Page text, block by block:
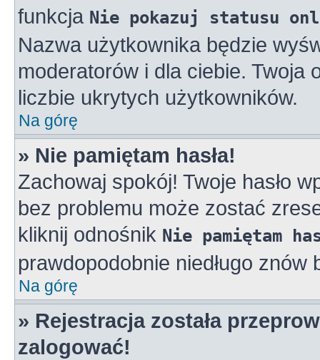
funkcja Nie pokazuj statusu
Nazwa użytkownika będzie
moderatorów i dla ciebie. Twoja
liczbie ukrytych użytkowników.
Na górę
» Nie pamiętam hasła!
Zachowaj spokój! Twoje hasło
bez problemu może zostać
kliknij odnośnik Nie pamiętam
prawdopodobnie niedługo
Na górę
» Rejestracja została
zalogować!